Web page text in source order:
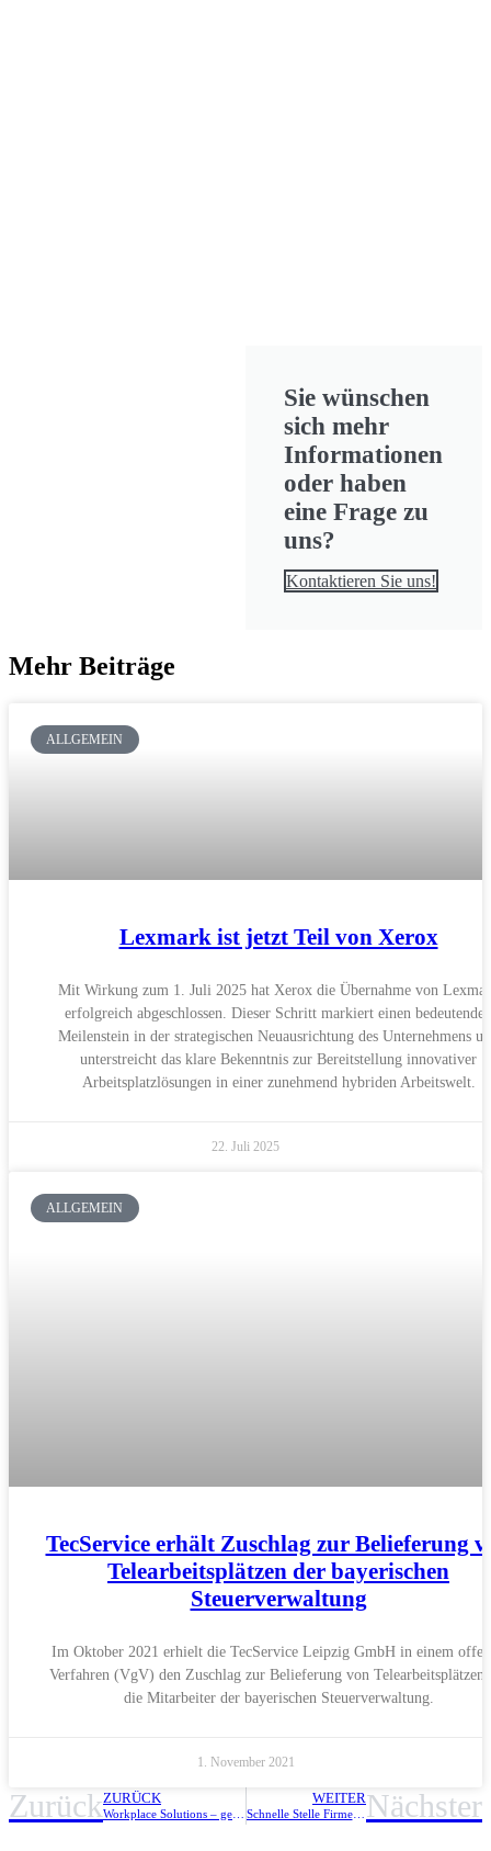
Sie wünschen
sich mehr
Informationen
oder haben
eine Frage zu
uns?
Kontaktieren Sie uns!
Mehr Beiträge
ALLGEMEIN
Lexmark ist jetzt Teil von Xerox
Mit Wirkung zum 1. Juli 2025 hat Xerox die Übernahme von
erfolgreich abgeschlossen. Dieser Schritt markiert einen bedeutenden
Meilenstein in der strategischen Neuausrichtung des Unternehmens
unterstreicht das klare Bekenntnis zur Bereitstellung innovativer
Arbeitsplatzlösungen in einer zunehmend hybriden Arbeitswelt.
22. Juli 2025
ALLGEMEIN
TecService erhält Zuschlag zur Belieferung
Telearbeitsplätzen der bayerischen
Steuerverwaltung
Im Oktober 2021 erhielt die TecService Leipzig GmbH in einem
Verfahren (VgV) den Zuschlag zur Belieferung von Telearbeitsplätzen
die Mitarbeiter der bayerischen Steuerverwaltung.
1. November 2021
ZurückZURÜCK WEITER
Schnelle Stelle Firmenlauf in Leipzig Nächster